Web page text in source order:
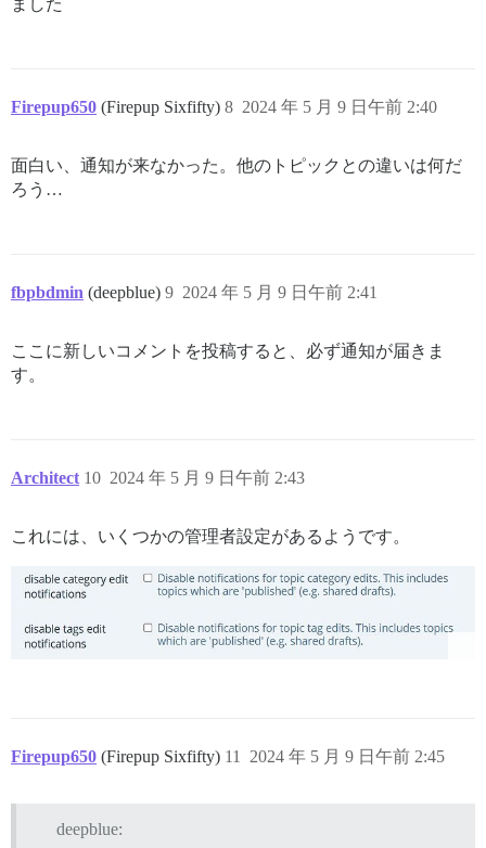
ました
Firepup650 (Firepup Sixfifty) 2024 年 5 月 9 日午前 2:40
8
面白い、通知が来なかった。他のトピックとの違いは何だ
ろう…
fbpbdmin (deepblue) 2024 年 5 月 9 日午前 2:41
9
ここに新しいコメントを投稿すると、必ず通知が届きま
す。
Architect 2024 年 5 月 9 日午前 2:43
10
これには、いくつかの管理者設定があるようです。
Firepup650 (Firepup Sixfifty) 2024 年 5 月 9 日午前 2:45
11
deepblue: